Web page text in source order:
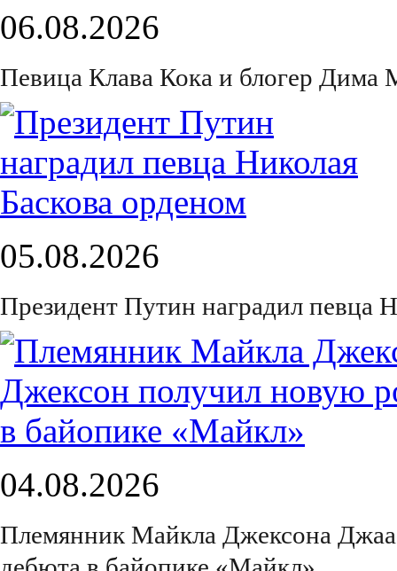
06.08.2026
Певица Клава Кока и блогер Дима
05.08.2026
Президент Путин наградил певца
04.08.2026
Племянник Майкла Джексона